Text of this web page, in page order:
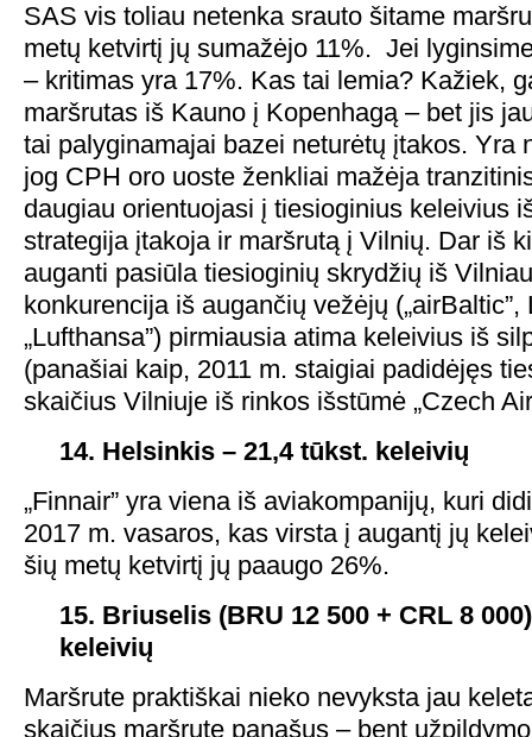
SAS vis toliau netenka srauto šitame
metų ketvirtį jų sumažėjo 11%. Jei
– kritimas yra 17%. Kas tai lemia? Kažiek,
maršrutas iš Kauno į Kopenhagą – bet jis
tai palyginamajai bazei neturėtų įtakos. Yra
jog CPH oro uoste ženkliai mažėja
daugiau orientuojasi į tiesioginius keleivius
strategija įtakoja ir maršrutą į Vilnių. Dar iš
auganti pasiūla tiesioginių skrydžių iš
konkurencija iš augančių vežėjų („airBaltic”,
„Lufthansa”) pirmiausia atima keleivius iš
(panašiai kaip, 2011 m. staigiai padidėjęs
skaičius Vilniuje iš rinkos išstūmė „Czech
14. Helsinkis – 21,4 tūkst. keleivių
„Finnair” yra viena iš aviakompanijų, kuri
2017 m. vasaros, kas virsta į augantį jų
šių metų ketvirtį jų paaugo 26%.
15. Briuselis (BRU 12 500 + CRL 8
keleivių
Maršrute praktiškai nieko nevyksta jau
skaičius maršrute panašus – bent